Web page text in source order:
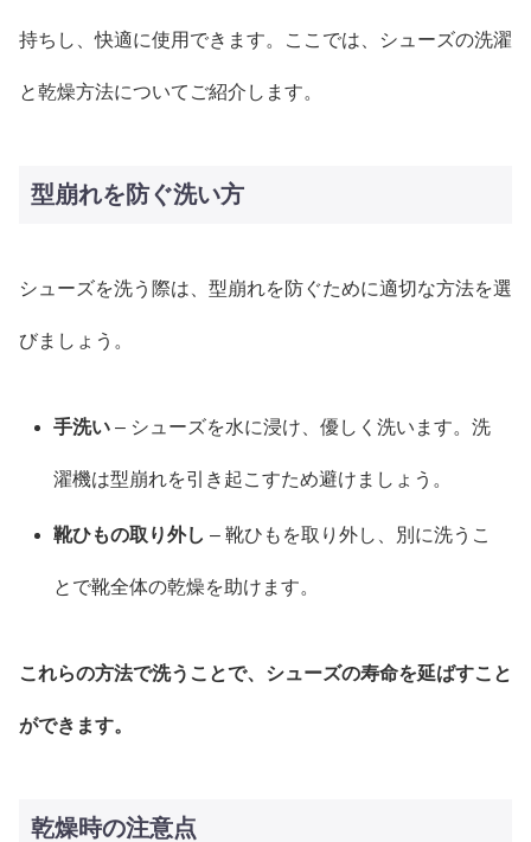
持ちし、快適に使用できます。ここでは、シューズの洗濯
と乾燥方法についてご紹介します。
型崩れを防ぐ洗い方
シューズを洗う際は、型崩れを防ぐために適切な方法を選
びましょう。
手洗い – シューズを水に浸け、優しく洗います。洗
濯機は型崩れを引き起こすため避けましょう。
靴ひもの取り外し – 靴ひもを取り外し、別に洗うこ
とで靴全体の乾燥を助けます。
これらの方法で洗うことで、シューズの寿命を延ばすこと
ができます。
乾燥時の注意点